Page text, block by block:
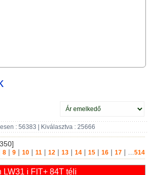
: 56383 | Kiválasztva : 25666
8 | 9 | 10 | 11 | 12 | 13 | 14 | 15 | 16 | 17 | ... 514
LW31 i FIT+ 84T téli